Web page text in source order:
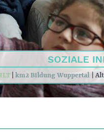
SOZIALE
km2 Bildung Wuppertal
SOZIALE
STARK MACHT|